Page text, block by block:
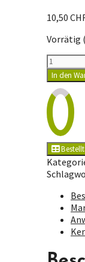
10,50
Vorrätig
Öl
Cajeput
10ml
Menge
In den